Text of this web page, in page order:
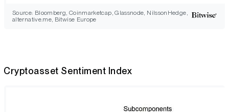
Source: Bloomberg, Coinmarketcap, Glassnode, NilssonHedge,
alternative.me, Bitwise Europe
Cryptoasset Sentiment Index